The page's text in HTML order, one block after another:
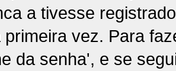
a tivesse
primeira vez. Para
da senha', e se